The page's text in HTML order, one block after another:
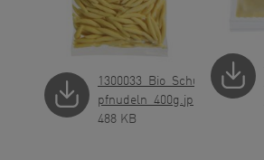
1300033_Bio_Schu
pfnudeln_400g.jpg
488 KB